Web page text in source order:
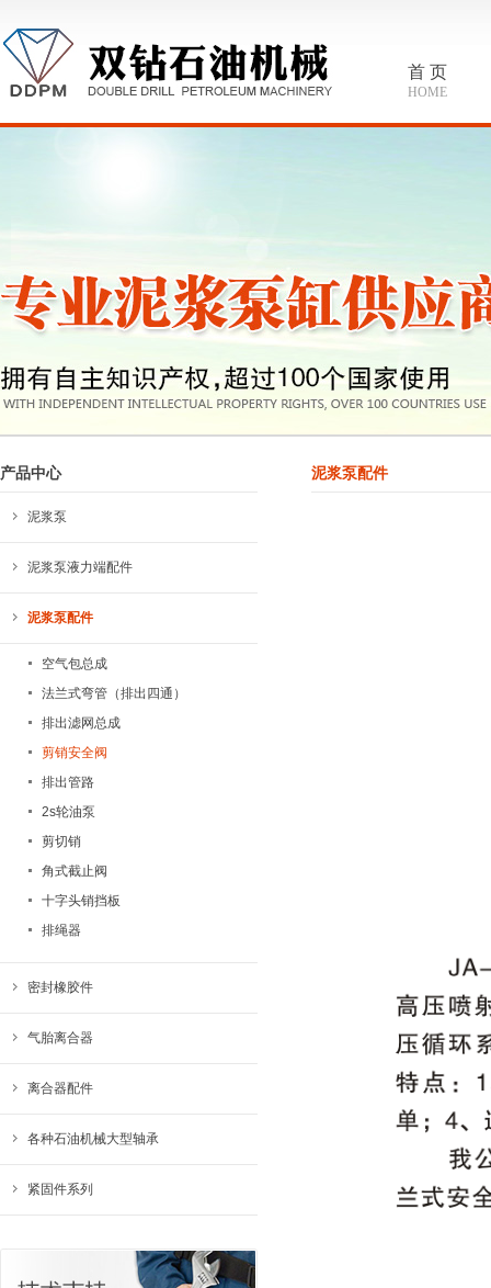
首 页
HOME
产品中心
泥浆泵
泥浆泵液力端配件
泥浆泵配件
空气包总成
法兰式弯管（排出四通）
排出滤网总成
剪销安全阀
排出管路
2s轮油泵
剪切销
角式截止阀
十字头销挡板
排绳器
密封橡胶件
气胎离合器
离合器配件
各种石油机械大型轴承
紧固件系列
泥浆泵配件